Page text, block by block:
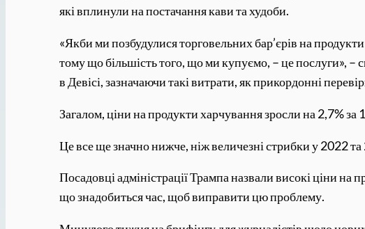
які вплинули на постачання кави та худоби.
«Якби ми позбудулися торговельних бар’єрів на
тому що більшість того, що ми купуємо, – це послуги», –
в Девісі, зазначаючи такі витрати, як прикордонні
Загалом, ціни на продукти харчування зросли на 2,7% за
Це все ще значно нижче, ніж величезні стрибки у 2022
Посадовці адміністрації Трампа назвали високі ціни на
що знадобиться час, щоб виправити цю проблему.